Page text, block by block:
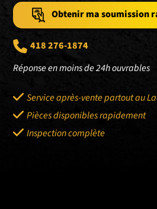
Obtenir ma soumission
418 276-1874
Réponse en moins de 24h ouvrables
Service après-vente partout au
Pièces disponibles rapidement
Inspection complète